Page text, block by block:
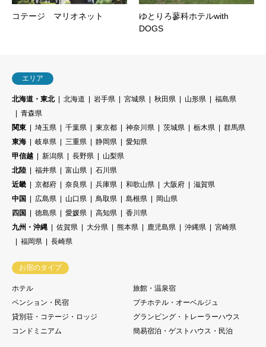
コテージ マリオネット
ゆとりろ蓼科ホテルwith
DOGS
エリア
北海道・東北 北海道 岩手県 宮城県 秋田県 山形県
福島県
青森県
関東
埼玉県 千葉県 東京都 神奈川県 茨城県 栃木県
群馬県
東海
岐阜県 三重県 静岡県
愛知県
甲信越
新潟県 長野県
山梨県
北陸
福井県 富山県
石川県
近畿
京都府 奈良県 兵庫県 和歌山県 大阪府
滋賀県
中国
広島県 山口県 鳥取県 島根県
岡山県
四国
徳島県 愛媛県 高知県
香川県
九州・沖縄
佐賀県 大分県 熊本県 鹿児島県 沖縄県
宮崎県
福岡県
長崎県
お宿のタイプ
ホテル
旅館・温泉宿
ペンション・民宿
プチホテル・オーベルジュ
貸別荘・コテージ・ロッジ
グランピング・トレーラーハウス
コンドミニアム
簡易宿泊・ゲストハウス・民泊